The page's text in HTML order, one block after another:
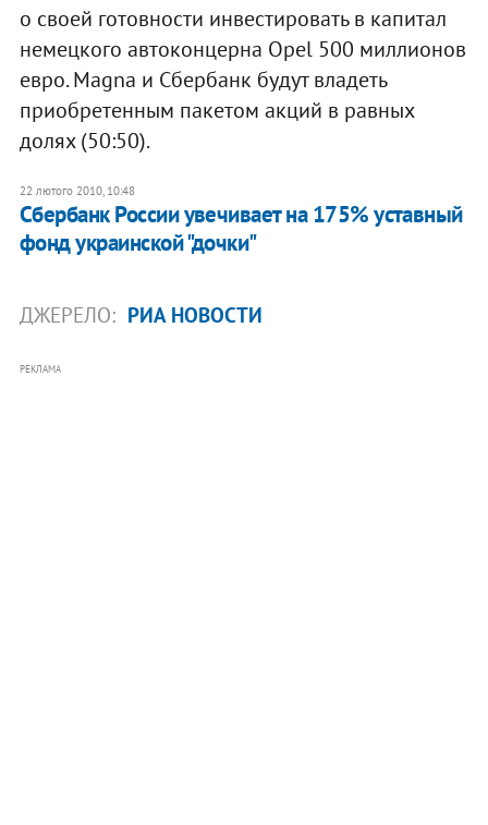
о своей готовности инвестировать в капитал
немецкого автоконцерна Opel 500 миллионов
евро. Magna и Сбербанк будут владеть
приобретенным пакетом акций в равных
долях (50:50).
22 лютого 2010, 10:48
Сбербанк России увечивает на 175% уставный
фонд украинской "дочки"
ДЖЕРЕЛО: РИА НОВОСТИ
РЕКЛАМА